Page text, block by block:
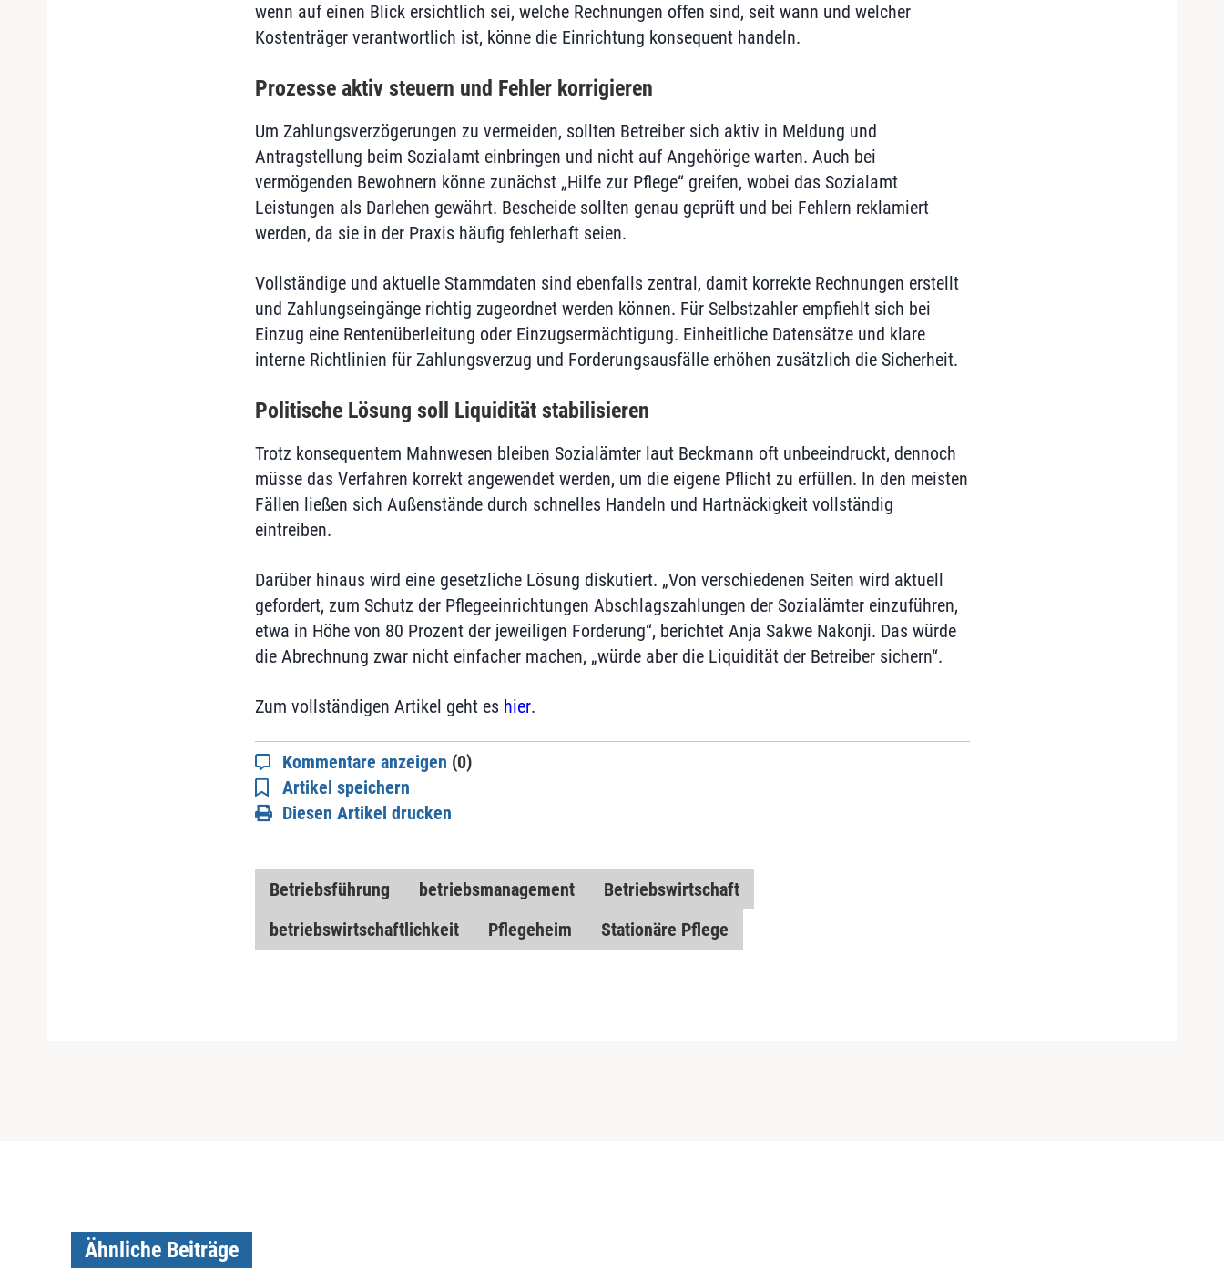
wenn auf einen Blick ersichtlich sei, welche Rechnungen offen sind, seit wann und welcher
Kostenträger verantwortlich ist, könne die Einrichtung konsequent handeln.
Prozesse aktiv steuern und Fehler korrigieren
Um Zahlungsverzögerungen zu vermeiden, sollten Betreiber sich aktiv in Meldung und
Antragstellung beim Sozialamt einbringen und nicht auf Angehörige warten. Auch bei
vermögenden Bewohnern könne zunächst „Hilfe zur Pflege“ greifen, wobei das Sozialamt
Leistungen als Darlehen gewährt. Bescheide sollten genau geprüft und bei Fehlern reklamiert
werden, da sie in der Praxis häufig fehlerhaft seien.
Vollständige und aktuelle Stammdaten sind ebenfalls zentral, damit korrekte Rechnungen erstellt
und Zahlungseingänge richtig zugeordnet werden können. Für Selbstzahler empfiehlt sich bei
Einzug eine Rentenüberleitung oder Einzugsermächtigung. Einheitliche Datensätze und klare
interne Richtlinien für Zahlungsverzug und Forderungsausfälle erhöhen zusätzlich die Sicherheit.
Politische Lösung soll Liquidität stabilisieren
Trotz konsequentem Mahnwesen bleiben Sozialämter laut Beckmann oft unbeeindruckt, dennoch
müsse das Verfahren korrekt angewendet werden, um die eigene Pflicht zu erfüllen. In den meisten
Fällen ließen sich Außenstände durch schnelles Handeln und Hartnäckigkeit vollständig
eintreiben.
Darüber hinaus wird eine gesetzliche Lösung diskutiert. „Von verschiedenen Seiten wird aktuell
gefordert, zum Schutz der Pflegeeinrichtungen Abschlagszahlungen der Sozialämter einzuführen,
etwa in Höhe von 80 Prozent der jeweiligen Forderung“, berichtet Anja Sakwe Nakonji. Das würde
die Abrechnung zwar nicht einfacher machen, „würde aber die Liquidität der Betreiber sichern“.
Zum vollständigen Artikel geht es hier.
Kommentare anzeigen (0)
Artikel speichern
Diesen Artikel drucken
Betriebsführung betriebsmanagement
Betriebswirtschaft
betriebswirtschaftlichkeit
Pflegeheim Stationäre Pflege
Ähnliche Beiträge